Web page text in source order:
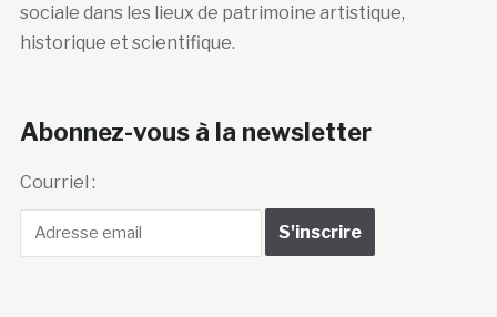
sociale dans les lieux de patrimoine artistique,
historique et scientifique.
Abonnez-vous à la newsletter
Courriel :